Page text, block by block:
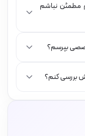
مطمئن نباشم
بپرسم؟
بررسی کنم؟